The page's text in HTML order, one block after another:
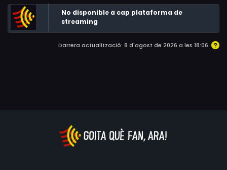
popular i cínica telesèrie, llavors minoritària, va
sorprendre a tots quan va aconseguir el Globus d'Or a
la millor sèrie dramàtica de televisió, vencent a The
Sopranos, la gran favorita.
No disponible a cap plataforma de
streaming
Darrera actualització: 8 d'agost de 2026 a les 18:06